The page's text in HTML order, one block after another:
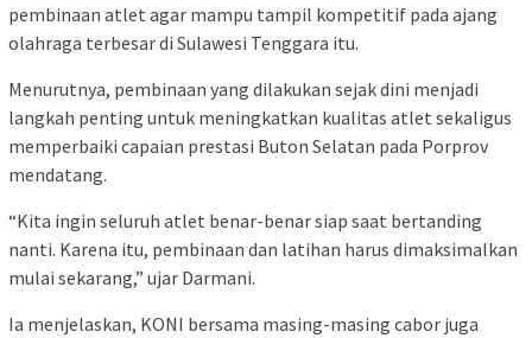
pembinaan atlet agar mampu tampil kompetitif pada ajang
olahraga terbesar di Sulawesi Tenggara itu.
Menurutnya, pembinaan yang dilakukan sejak dini menjadi
langkah penting untuk meningkatkan kualitas atlet sekaligus
memperbaiki capaian prestasi Buton Selatan pada Porprov
mendatang.
“Kita ingin seluruh atlet benar-benar siap saat bertanding
nanti. Karena itu, pembinaan dan latihan harus dimaksimalkan
mulai sekarang,” ujar Darmani.
Ia menjelaskan, KONI bersama masing-masing cabor juga